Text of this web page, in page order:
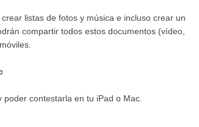
listas de fotos y música e incluso crear un
compartir todos estos documentos (vídeo,
contestarla en tu iPad o Mac.